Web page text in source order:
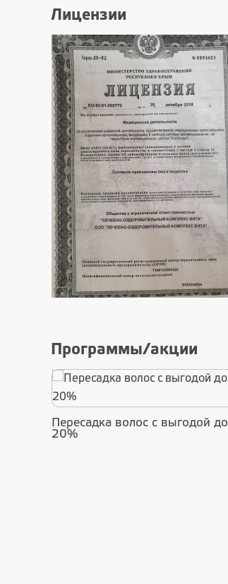
Лицензии
Программы/акции
Пересадка волос с выгодой до
20%